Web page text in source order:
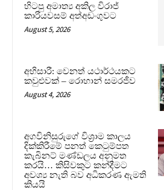
හිටපු අමාත්‍ය අකිල විරාජ්
කාරියවසම් අත්අඩංගුවට
August 5, 2026
අභිසාරී: වෙනත් යථාර්ථයකට
කවුළුවක් – රොහාන් සමරජීව
August 4, 2026
අගවිනිසුරුගේ විශ්‍රාම කාලය
දික්කිරීමේ පනත් කෙටුම්පත
කැබිනට් මණ්ඩලය අනුමත
කරයි… කිසිවකුට කන්දීමට
අවශ්‍ය නැති බව අධිකරණ ඇමති
කියයි